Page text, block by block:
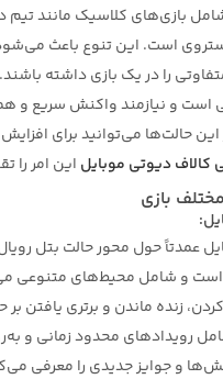
بازی‌های کلاسیک مانند تیم
است. این تنوع باعث می‌شود
را در یک بازی داشته باشند.
است و نیازمند واکنش سریع و
حالت‌ها می‌توانید برای افزایش
دیوتی موبایلاین امر را
بازی
عمدتاً حول محور حالت بتل رویال
و شامل محیط‌های متنوعی
زنده ماندن و برتری یافتن بر
محدود زمانی و
و جوایز جدیدی را معرفی